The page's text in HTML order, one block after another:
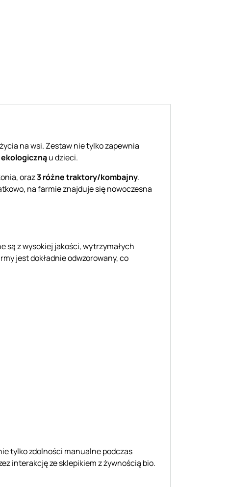
na wsi. Zestaw nie tylko zapewnia
u dzieci.
oraz3 różne traktory/kombajny.
na farmie znajduje się nowoczesna
są z wysokiej jakości, wytrzymałych
jest dokładnie odwzorowany, co
tylko zdolności manualne podczas
interakcję ze sklepikiem z żywnością bio.